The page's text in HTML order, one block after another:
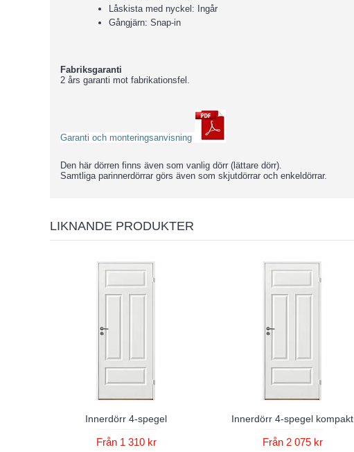
Låskista med nyckel: Ingår
Gångjärn: Snap-in
Fabriksgaranti
2 års garanti mot fabrikationsfel.
Garanti och monteringsanvisning
Den här dörren finns även som vanlig dörr (lättare dörr).
Samtliga parinnerdörrar görs även som skjutdörrar och enkeldörrar.
LIKNANDE PRODUKTER
Innerdörr 4-spegel
Från 1 310 kr
Innerdörr 4-spegel kompakt
Från 2 075 kr